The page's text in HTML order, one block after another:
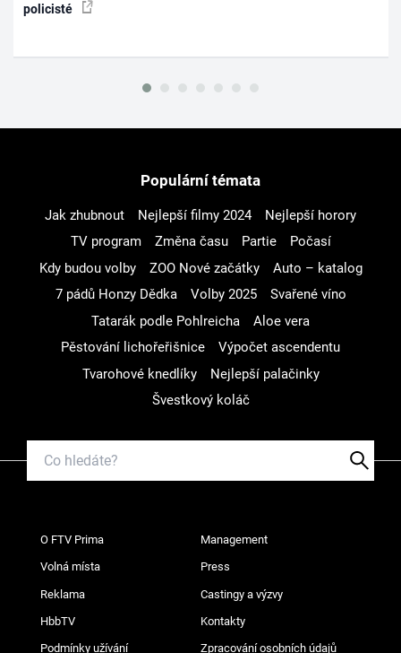
policisté
Populární témata
Jak zhubnout Nejlepší filmy 2024
Nejlepší horory
TV program
Změna času Partie
Počasí
Kdy budou volby
ZOO Nové začátky
Auto – katalog
7 pádů Honzy Dědka
Volby 2025
Svařené víno
Tatarák podle Pohlreicha
Aloe vera
Pěstování lichořeřišnice
Výpočet ascendentu
Tvarohové knedlíky
Nejlepší palačinky
Švestkový koláč
O FTV Prima Management
Volná místa Press
Reklama Castingy a výzvy
HbbTV Kontakty
Podmínky užívání Zpracování osobních údajů